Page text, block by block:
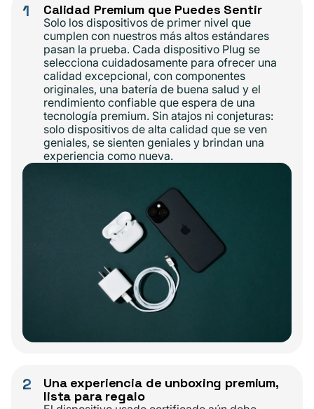
1 Calidad Premium que Puedes Sentir
Solo los dispositivos de primer nivel que
cumplen con nuestros más altos estándares
pasan la prueba. Cada dispositivo Plug se
selecciona cuidadosamente para ofrecer una
calidad excepcional, con componentes
originales, una batería de buena salud y el
rendimiento confiable que espera de una
tecnología premium. Sin atajos ni conjeturas:
solo dispositivos de alta calidad que se ven
geniales, se sienten geniales y brindan una
experiencia como nueva.
2
Una experiencia de unboxing premium,
lista para regalo